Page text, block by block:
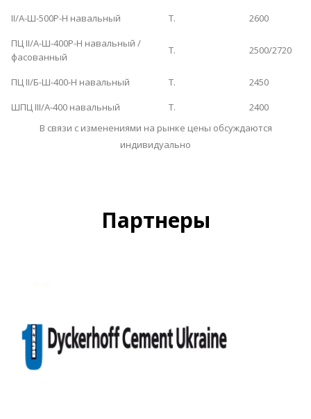
ІІ/А-Ш-500Р-Н навальный Т.
2600
ПЦ ІІ/А-Ш-400Р-Н навальный /
фасованный
Т. 2500/2720
ПЦ ІІ/Б-Ш-400-Н навальный Т.
2450
ШПЦ ІІІ/А-400 навальный
Т.
2400
В связи с изменениями на рынке цены обсуждаются
индивидуально
Партнеры